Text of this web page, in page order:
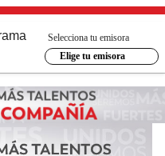
Selecciona tu emisora
Elige tu emisora